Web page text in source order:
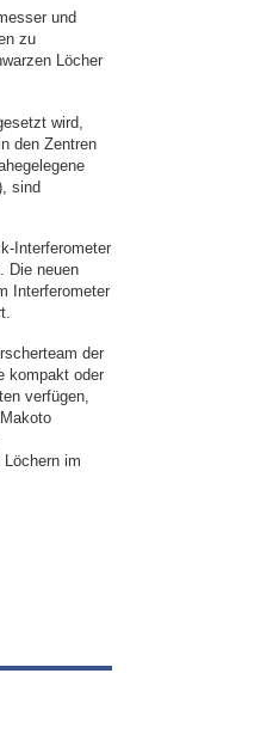
und
zu
Löcher
wird,
den Zentren
sind
Interferometer
Die neuen
Interferometer
der
kompakt oder
verfügen,
im